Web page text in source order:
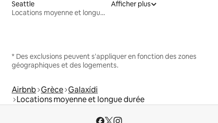
Seattle
Locations moyenne et longue durée
Afficher plus
* Des exclusions peuvent s'appliquer en fonction des zones
géographiques et des logements.
Airbnb Grèce Galaxídi
Locations moyenne et longue durée